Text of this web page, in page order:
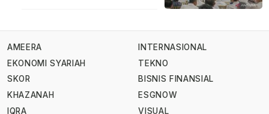
AMEERA
EKONOMI SYARIAH
SKOR
KHAZANAH
IQRA
INTERNASIONAL
TEKNO
BISNIS FINANSIAL
ESGNOW
VISUAL